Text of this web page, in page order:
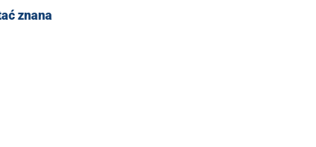
znana